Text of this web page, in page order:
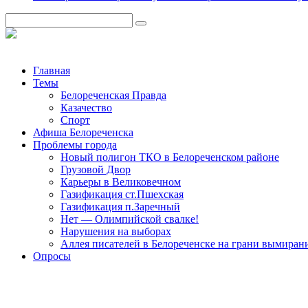
Главная
Темы
Белореченская Правда
Казачество
Спорт
Афиша Белореченска
Проблемы города
Новый полигон ТКО в Белореченском районе
Грузовой Двор
Карьеры в Великовечном
Газификация ст.Пшехская
Газификация п.Заречный
Нет — Олимпийской свалке!
Нарушения на выборах
Аллея писателей в Белореченске на грани
Опросы